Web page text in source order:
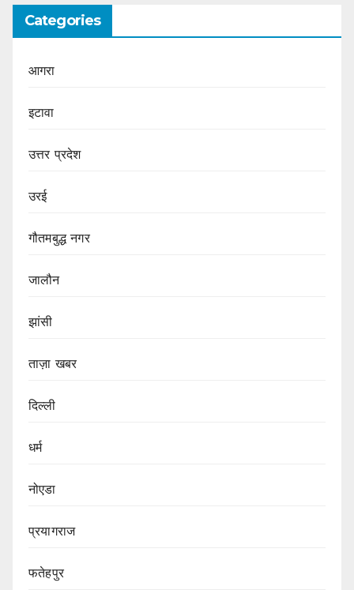
Categories
आगरा
इटावा
उत्तर प्रदेश
उरई
गौतमबुद्ध नगर
जालौन
झांसी
ताज़ा खबर
दिल्ली
धर्म
नोएडा
प्रयागराज
फतेहपुर